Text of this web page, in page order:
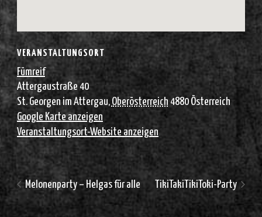
VERANSTALTUNGSORT
Fümreif
Attergaustraße 40
St. Georgen im Attergau, Oberösterreich 4880 Österreich
Google Karte anzeigen
Veranstaltungsort-Website anzeigen
Melonenparty – Helgas für alle TikiTakiTikiToki-Party